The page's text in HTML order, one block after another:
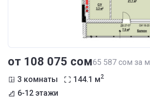
от ‍108 075 сом‍65 587 сом за м
3 комнаты 144.1 м2
6-12 этажи